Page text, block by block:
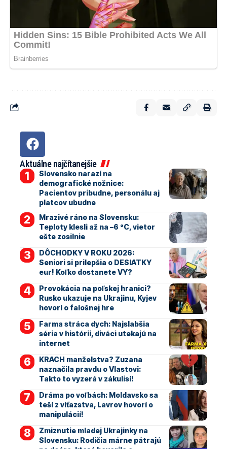
Aktuálne najčítanejšie
Slovensko narazí na
demografické nožnice:
Pacientov pribudne, personálu aj
platcov ubudne
Mrazivé ráno na Slovensku:
Teploty klesli až na –6 °C, vietor
ešte zosilnie
DÔCHODKY V ROKU 2026:
Seniori si prilepšia o DESIATKY
eur! Koľko dostanete VY?
Provokácia na poľskej hranici?
Rusko ukazuje na Ukrajinu, Kyjev
hovorí o falošnej hre
Farma stráca dych: Najslabšia
séria v histórii, diváci utekajú na
internet
KRACH manželstva? Zuzana
naznačila pravdu o Vlastovi:
Takto to vyzerá v zákulisí!
Dráma po voľbách: Moldavsko sa
teší z víťazstva, Lavrov hovorí o
manipulácií!
Zmiznutie mladej Ukrajinky na
Slovensku: Rodičia márne pátrajú